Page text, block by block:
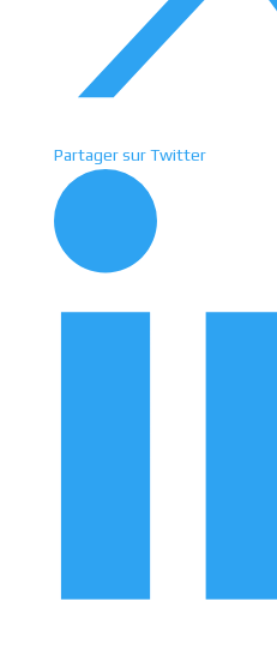
Partager sur Twitter